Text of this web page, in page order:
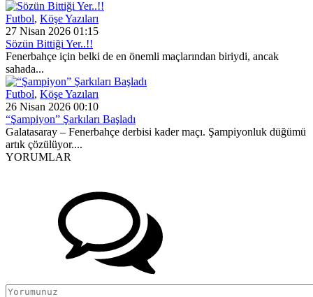
Futbol, Köşe Yazıları
27 Nisan 2026 01:15
Sözün Bittiği Yer..!!
Fenerbahçe için belki de en önemli maçlarından biriydi, ancak
sahada...
Futbol, Köşe Yazıları
26 Nisan 2026 00:10
“Şampiyon” Şarkıları Başladı
Galatasaray – Fenerbahçe derbisi kader maçı. Şampiyonluk düğümü
artık çözülüyor....
YORUMLAR